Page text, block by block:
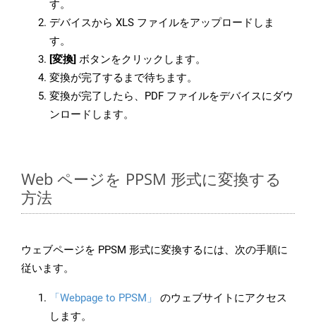
す。
デバイスから XLS ファイルをアップロードしま
す。
[変換] ボタンをクリックします。
変換が完了するまで待ちます。
変換が完了したら、PDF ファイルをデバイスにダウ
ンロードします。
Web ページを PPSM 形式に変換する
方法
ウェブページを PPSM 形式に変換するには、次の手順に
従います。
「Webpage to PPSM」
のウェブサイトにアクセス
します。